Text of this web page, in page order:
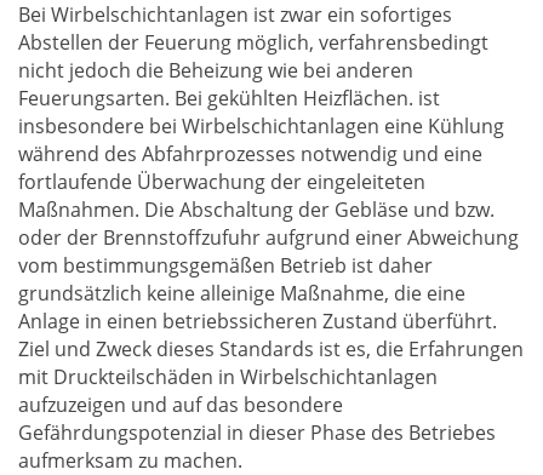
Bei Wirbelschichtanlagen ist zwar ein sofortiges
Abstellen der Feuerung möglich, verfahrensbedingt
nicht jedoch die Beheizung wie bei anderen
Feuerungsarten. Bei gekühlten Heizflächen. ist
insbesondere bei Wirbelschichtanlagen eine Kühlung
während des Abfahrprozesses notwendig und eine
fortlaufende Überwachung der eingeleiteten
Maßnahmen. Die Abschaltung der Gebläse und bzw.
oder der Brennstoffzufuhr aufgrund einer Abweichung
vom bestimmungsgemäßen Betrieb ist daher
grundsätzlich keine alleinige Maßnahme, die eine
Anlage in einen betriebssicheren Zustand überführt.
Ziel und Zweck dieses Standards ist es, die Erfahrungen
mit Druckteilschäden in Wirbelschichtanlagen
aufzuzeigen und auf das besondere
Gefährdungspotenzial in dieser Phase des Betriebes
aufmerksam zu machen.